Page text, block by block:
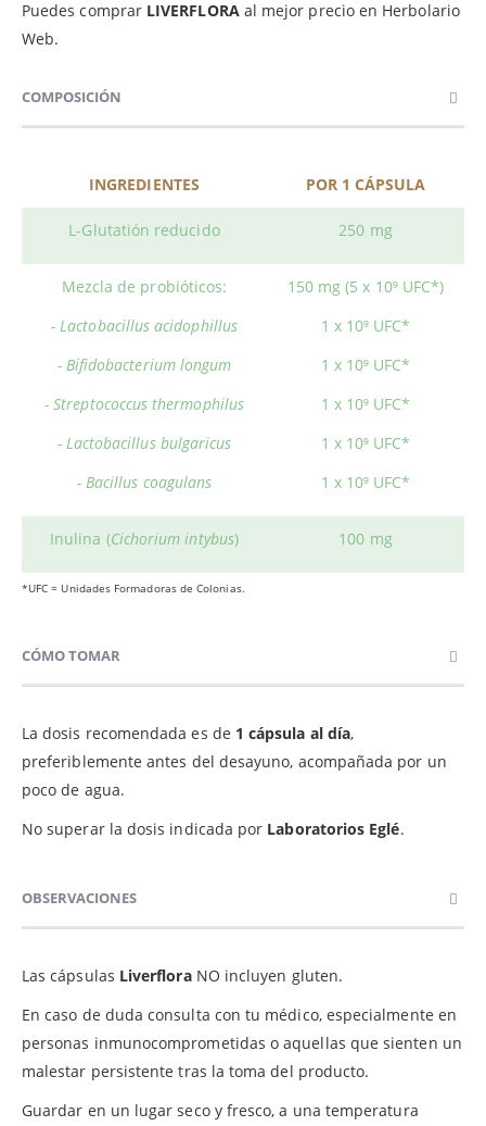
Puedes comprar LIVERFLORAal mejor precio en Herbolario
Web.
COMPOSICIÓN
INGREDIENTES POR 1 CÁPSULA
L-Glutatión reducido 250 mg
Mezcla de probióticos:
- Lactobacillus acidophillus
- Bifidobacterium longum
- Streptococcus thermophilus
- Lactobacillus bulgaricus
- Bacillus coagulans
150 mg (5 x 10⁹ UFC*)
1 x 10⁹ UFC*
1 x 10⁹ UFC*
1 x 10⁹ UFC*
1 x 10⁹ UFC*
1 x 10⁹ UFC*
Inulina (Cichorium intybus) 100 mg
*UFC = Unidades Formadoras de Colonias.
CÓMO TOMAR
La dosis recomendada es de 1 cápsula al día,
preferiblemente antes del desayuno, acompañada por un
poco de agua.
No superar la dosis indicada por Laboratorios Eglé.
OBSERVACIONES
Las cápsulas Liverflora NO incluyen gluten.
En caso de duda consulta con tu médico, especialmente en
personas inmunocomprometidas o aquellas que sienten un
malestar persistente tras la toma del producto.
Guardar en un lugar seco y fresco, a una temperatura